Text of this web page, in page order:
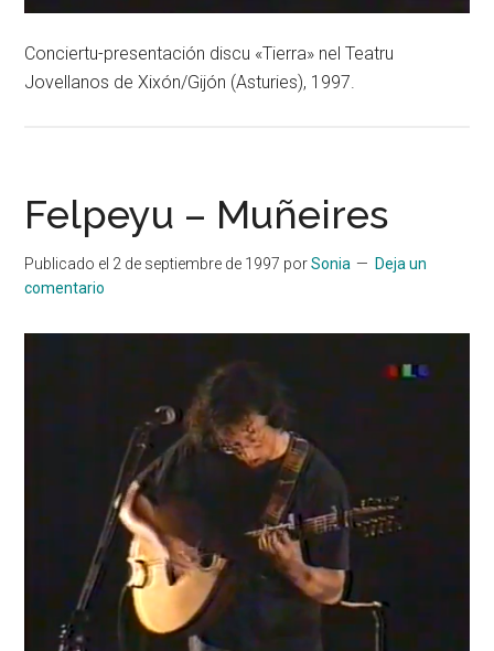
Conciertu-presentación discu «Tierra» nel Teatru
Jovellanos de Xixón/Gijón (Asturies), 1997.
Felpeyu – Muñeires
Publicado el 2 de septiembre de 1997 porSonia
Deja un
comentario